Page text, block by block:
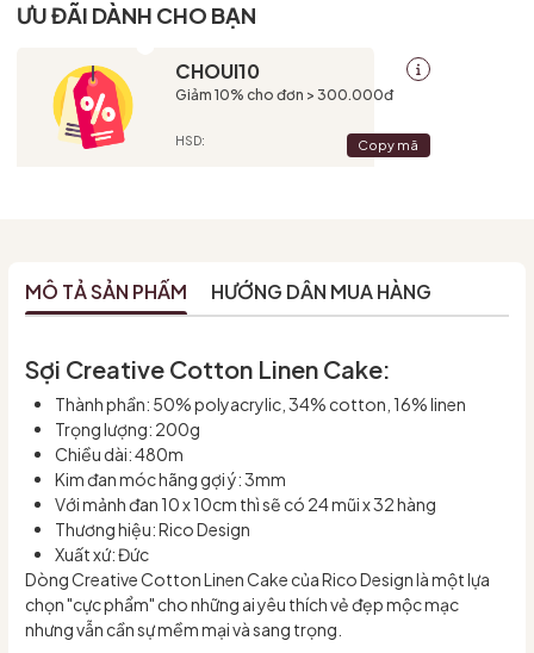
ƯU ĐÃI DÀNH CHO BẠN
CHOUI10
Giảm 10% cho đơn > 300.000đ
HSD: Copy mã
MÔ TẢ SẢN PHẨM HƯỚNG DẪN MUA HÀNG
Sợi Creative Cotton Linen Cake:
Thành phần: 50% polyacrylic, 34% cotton, 16% linen
Trọng lượng: 200g
Chiều dài: 480m
Kim đan móc hãng gợi ý: 3mm
Với mảnh đan 10 x 10cm thì sẽ có 24 mũi x 32 hàng
Thương hiệu: Rico Design
Xuất xứ: Đức
Dòng Creative Cotton Linen Cake của Rico Design là một lựa
chọn "cực phẩm" cho những ai yêu thích vẻ đẹp mộc mạc
nhưng vẫn cần sự mềm mại và sang trọng.